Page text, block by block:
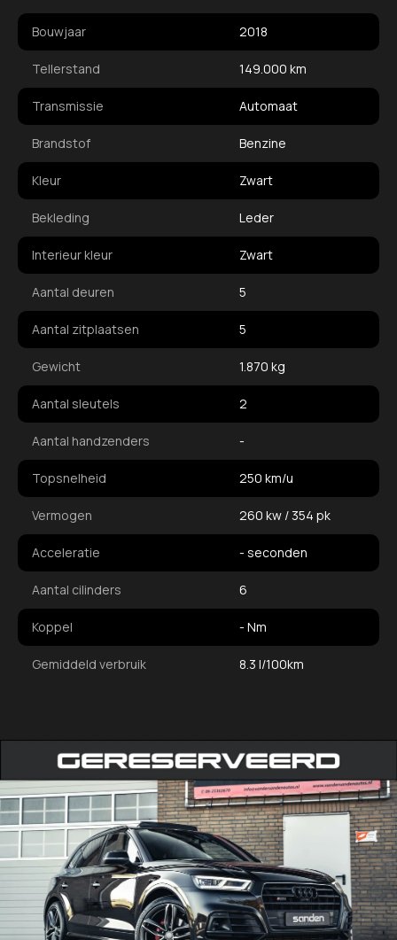
Bouwjaar 2018
Tellerstand 149.000 km
Transmissie Automaat
Brandstof Benzine
Kleur Zwart
Bekleding Leder
Interieur kleur Zwart
Aantal deuren 5
Aantal zitplaatsen 5
Gewicht 1.870 kg
Aantal sleutels 2
Aantal handzenders -
Topsnelheid 250 km/u
Vermogen 260 kw / 354 pk
Acceleratie - seconden
Aantal cilinders 6
Koppel - Nm
Gemiddeld verbruik 8.3 l/100km